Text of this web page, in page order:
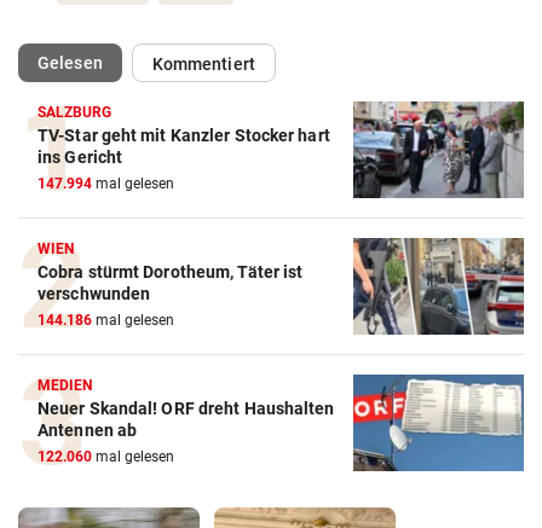
Gelesen(ausgewählt)Kommentiert
SALZBURG
TV-Star geht mit Kanzler Stocker hart
ins Gericht
147.994 mal gelesen
WIEN
Cobra stürmt Dorotheum, Täter ist
verschwunden
144.186 mal gelesen
MEDIEN
Neuer Skandal! ORF dreht Haushalten
Antennen ab
122.060 mal gelesen